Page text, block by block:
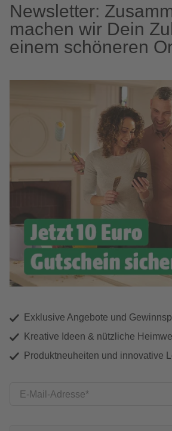
Newsletter:
machen wir Dein
einem schöneren
Exklusive Angebote und
Kreative Ideen & nützliche
Produktneuheiten und innovative
E-Mail-Adresse